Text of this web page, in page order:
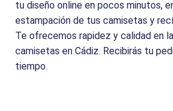
tu diseño online en pocos minutos,
estampación de tus camisetas y
Te ofrecemos rapidez y calidad en
camisetas en Cádiz. Recibirás tu
tiempo.